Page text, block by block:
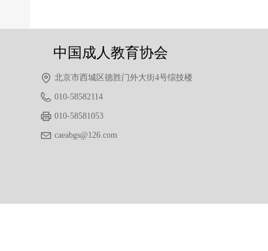
北京市西城区德胜门外大街4号综技楼
010-58582114
010-58581053
caeabgs@126.com
中国成人教育协会